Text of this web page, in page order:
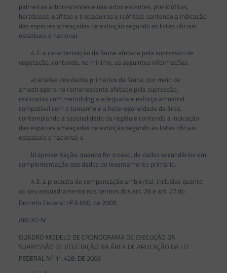
palmeiras arborescentes e não arborescentes, pteridófitas,
herbáceas, epífitas e trepadeiras e reófitas), contendo a indicação
das espécies ameaçadas de extinção segundo as listas oficiais
estaduais e nacional.
4.2. a caracterização da fauna afetada pela supressão de
vegetação, contendo, no mínimo, as seguintes informações:
a) análise dos dados primários da fauna, por meio de
amostragens no remanescente afetado pela supressão,
realizadas com metodologia adequada e esforço amostral
compatível com o tamanho e a heterogeneidade da área,
contemplando a sazonalidade da região e contendo a indicação
das espécies ameaçadas de extinção segundo as listas oficiais
estaduais e nacional; e
b) apresentação, quando for o caso, de dados secundários em
complementação aos dados do levantamento primário.
4.3. a proposta de compensação ambiental, inclusive quanto
ao seu enquadramento nos termos dos art. 26 e art. 27 do
Decreto Federal no6.660, de 2008.
ANEXO IV
QUADRO MODELO DE CRONOGRAMA DE EXECUÇÃO DA
SUPRESSÃO DE VEGETAÇÃO NA ÁREA DE APLICAÇÃO DA LEI
FEDERAL No11.428, DE 2006